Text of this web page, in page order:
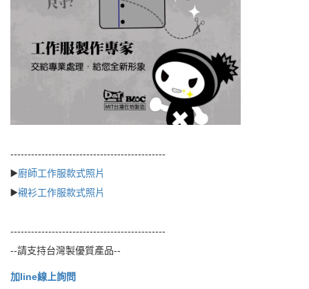
---------------------------------------------
▶️廚師工作服款式照片
▶️襯衫工作服款式照片
---------------------------------------------
--請支持台灣製優質產品--
加line線上詢問